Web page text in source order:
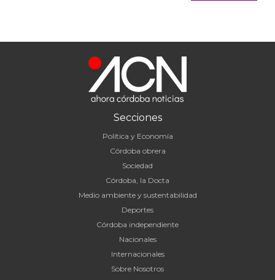
Secciones
Política y Economía
Córdoba obrera
Sociedad
Córdoba, la Docta
Medio ambiente y sustentabilidad
Deportes
Córdoba independiente
Nacionales
Internacionales
Sobre Nosotros